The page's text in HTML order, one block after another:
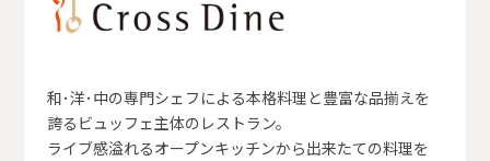
和･洋･中の専門シェフによる本格料理と豊富な品揃えを
誇るビュッフェ主体のレストラン。
ライブ感溢れるオープンキッチンから出来たての料理を